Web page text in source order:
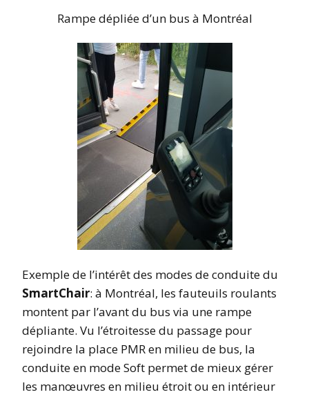
Rampe dépliée d’un bus à Montréal
Exemple de l’intérêt des modes de conduite du
SmartChair: à Montréal, les fauteuils roulants
montent par l’avant du bus via une rampe
dépliante. Vu l’étroitesse du passage pour
rejoindre la place PMR en milieu de bus, la
conduite en mode Soft permet de mieux gérer
les manœuvres en milieu étroit ou en intérieur